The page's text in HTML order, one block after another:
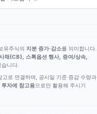
유주식의 지분 증가·감소를 의미합니다.
채(CB), 스톡옵션 행사, 증여/상속,
니다.
로 연결하며, 공시일 기준 증감 수량과
투자에 참고용으로만 활용해 주시기